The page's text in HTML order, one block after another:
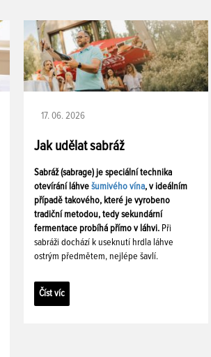
17. 06. 2026
Jak udělat sabráž
Sabráž (sabrage) je speciální technika
otevírání láhve šumivého vína, v ideálním
případě takového, které je vyrobeno
tradiční metodou, tedy sekundární
fermentace probíhá přímo v láhvi. Při
sabráži dochází k useknutí hrdla láhve
ostrým předmětem, nejlépe šavlí.
Číst víc